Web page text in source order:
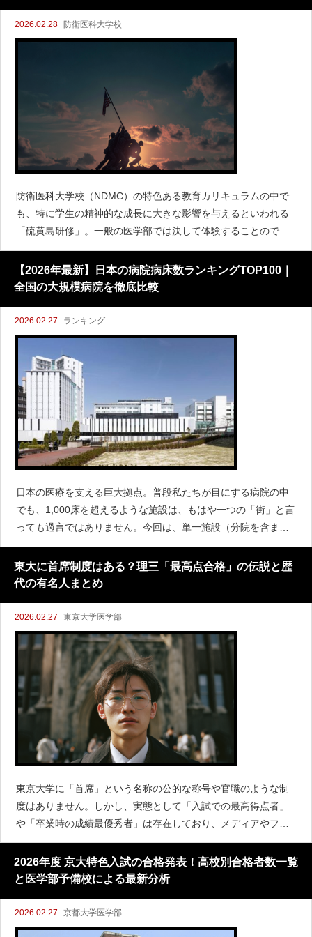
2026.02.28 防衛医科大学校
防衛医科大学校（NDMC）の特色ある教育カリキュラムの中で
も、特に学生の精神的な成長に大きな影響を与えるといわれる
「硫黄島研修」。一般の医学部では決して体験することのでき
ない、この重厚な研修内容とその意義について、受験生や保護
者の方向けに解説します。医学の知識を学ぶだけでなく、自衛
隊の幹部
【2026年最新】日本の病院病床数ランキングTOP100｜
全国の大規模病院を徹底比較
2026.02.27 ランキング
日本の医療を支える巨大拠点。普段私たちが目にする病院の中
でも、1,000床を超えるような施設は、もはや一つの「街」と言
っても過言ではありません。今回は、単一施設（分院を含まな
い独立した一つの病院）としての病床数ランキング・トップ100
を一挙に公開します。あなたの街のあの病院はランクインして
東大に首席制度はある？理三「最高点合格」の伝説と歴
代の有名人まとめ
2026.02.27 東京大学医学部
東京大学に「首席」という名称の公的な称号や官職のような制
度はありません。しかし、実態として「入試での最高得点者」
や「卒業時の成績最優秀者」は存在しており、メディアやファ
ンの間で「首席」と呼ばれたり、大学から表彰を受けたりする
ことはあります。東大理科三類（理三）に関連する「首席」の
事情と、有
2026年度 京大特色入試の合格発表！高校別合格者数一覧
と医学部予備校による最新分析
2026.02.27 京都大学医学部